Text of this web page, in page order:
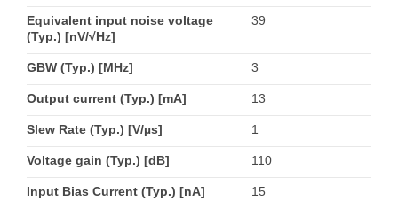
Equivalent input noise voltage
(Typ.) [nV/√Hz]
39
GBW (Typ.) [MHz] 3
Output current (Typ.) [mA] 13
Slew Rate (Typ.) [V/µs] 1
Voltage gain (Typ.) [dB] 110
Input Bias Current (Typ.) [nA] 15